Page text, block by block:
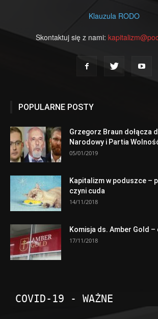
Klauzula RODO
Skontaktuj się z nami:
POPULARNE POSTY
Grzegorz Braun dołącza
Narodowy i Partia
05/01/2019
Kapitalizm w poduszce –
czyni cuda
14/11/2018
Komisja ds. Amber Gold –
17/11/2018
COVID-19 - WAŻNE